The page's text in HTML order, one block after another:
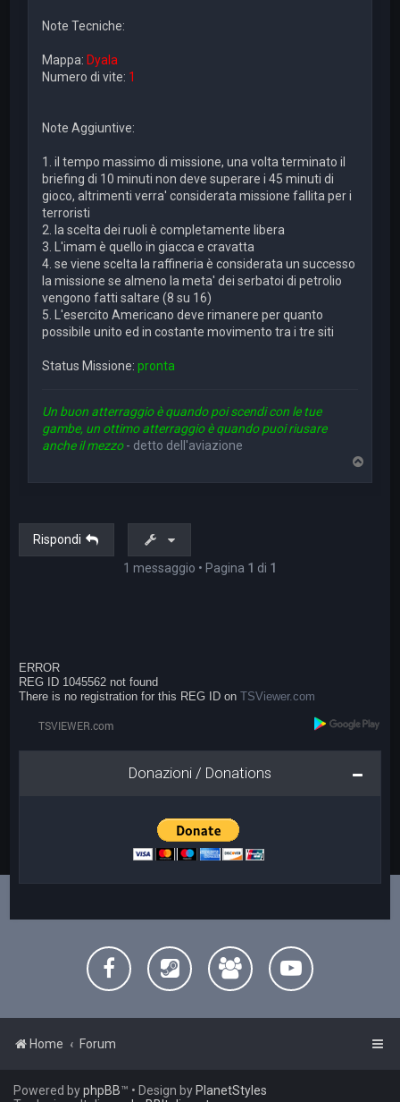
Note Tecniche:
Mappa:Dyala
Numero di vite: 1
Note Aggiuntive:
1. il tempo massimo di missione, una volta terminato il
briefing di 10 minuti non deve superare i 45 minuti di
gioco, altrimenti verra' considerata missione fallita per i
terroristi
2. la scelta dei ruoli è completamente libera
3. L'imam è quello in giacca e cravatta
4. se viene scelta la raffineria è considerata un successo
la missione se almeno la meta' dei serbatoi di petrolio
vengono fatti saltare (8 su 16)
5. L'esercito Americano deve rimanere per quanto
possibile unito ed in costante movimento tra i tre siti
Status Missione:pronta
Un buon atterraggio è quando poi scendi con le tue
gambe, un ottimo atterraggio è quando puoi riusare
anche il mezzo- detto dell'aviazione
Rispondi
1 messaggio • Pagina 1 di 1
ERROR
REG ID 1045562 not found
There is no registration for this REG ID onTSViewer.com
Donazioni / Donations
Home Forum
Powered byphpBB™ • Design by PlanetStyles